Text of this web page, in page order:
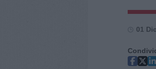
01